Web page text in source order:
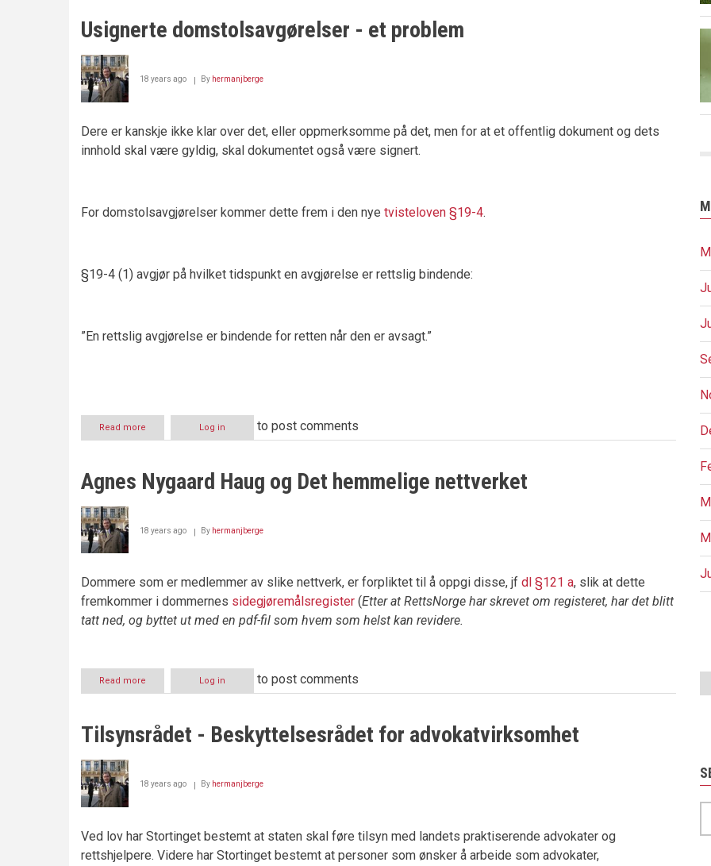
Usignerte domstolsavgørelser - et problem
18 years ago By hermanjberge
Dere er kanskje ikke klar over det, eller oppmerksomme på det, men for at et offentlig dokument og dets
innhold skal være gyldig, skal dokumentet også være signert.
For domstolsavgjørelser kommer dette frem i den nye tvisteloven §19-4.
§19-4 (1) avgjør på hvilket tidspunkt en avgjørelse er rettslig bindende:
”En rettslig avgjørelse er bindende for retten når den er avsagt.”
Read more
Usignerte
et
problem
Log in to post comments
Agnes Nygaard Haug og Det hemmelige nettverket
18 years ago By hermanjberge
Dommere som er medlemmer av slike nettverk, er forpliktet til å oppgi disse, jf dl §121 a, slik at dette
fremkommer i dommernes sidegjøremålsregister (Etter at RettsNorge har skrevet om registeret, har det blitt
tatt ned, og byttet ut med en pdf-fil som hvem som helst kan revidere.
Read more
Agnes
og
Log in to post comments
Tilsynsrådet - Beskyttelsesrådet for advokatvirksomhet
18 years ago By hermanjberge
Ved lov har Stortinget bestemt at staten skal føre tilsyn med landets praktiserende advokater og
rettshjelpere. Videre har Stortinget bestemt at personer som ønsker å arbeide som advokater,